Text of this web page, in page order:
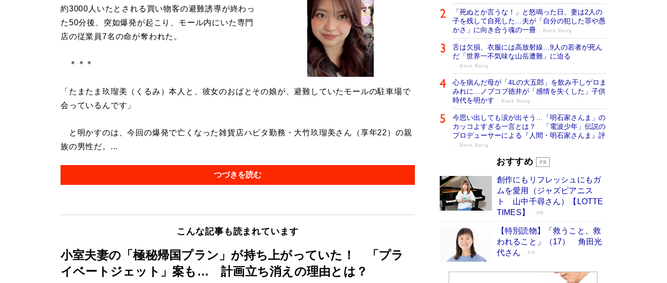
約3000人いたとされる買い物客の避難誘導が終わっ
た50分後、突如爆発が起こり、モール内にいた専門
店の従業員7名の命が奪われた。
＊＊＊
「たまたま玖瑠美（くるみ）本人と、彼女のおばとその娘が、避難していたモールの駐車場で
会っているんです」
と明かすのは、今回の爆発で亡くなった雑貨店ハビタ勤務・大竹玖瑠美さん（享年22）の親
族の男性だ。...
つづきを読む
こんな記事も読まれています
小室夫妻の「極秘帰国プラン」が持ち上がっていた！ 「プラ
イベートジェット」案も… 計画立ち消えの理由とは？
「死ぬとか言うな！」と怒鳴った日、妻は2人の
子を残して自死した…夫が「自分の犯した罪や愚
かさ」に向き合う魂の一冊
Book Bang
舌は欠損、衣服には高放射線…9人の若者が死ん
だ「世界一不気味な山岳遭難」に迫る
Book Bang
心を病んだ母が「4Lの大五郎」を飲み干しゲロま
みれに…ノブコブ徳井が「感情を失くした」子供
時代を明かす
Book Bang
今思い出しても涙が出そう…「明石家さんま」の
カッコよすぎる一言とは？ 「電波少年」伝説の
プロデューサーによる『人間・明石家さんま』評
Book Bang
「叱って伸びるやつは、褒めたらもっと伸
た“人を育てるコツ”…芸への考え方を明か
す
Book Bang
「『火垂るの墓』は、大嘘である」原作者が抱き
続けた“自責の念”とは…「自己憐憫は描きたくな
い」監督が徹底的にこだわったこと（後編） #
戦争の記憶
Book Bang
美輪明宏 晩年の回答を集めた『ほほえんで生き
るための人生相談』がランクイン［エンターテイ
メントベストセラー］
Book Bang
おすすめ
創作にもリフレッシュにもガ
ムを愛用（ジャズピアニス
ト 山中千尋さん）【LOTTE
TIMES】
PR
【特別読物】「救うこと、救
われること」（17） 角田光
代さん
PR